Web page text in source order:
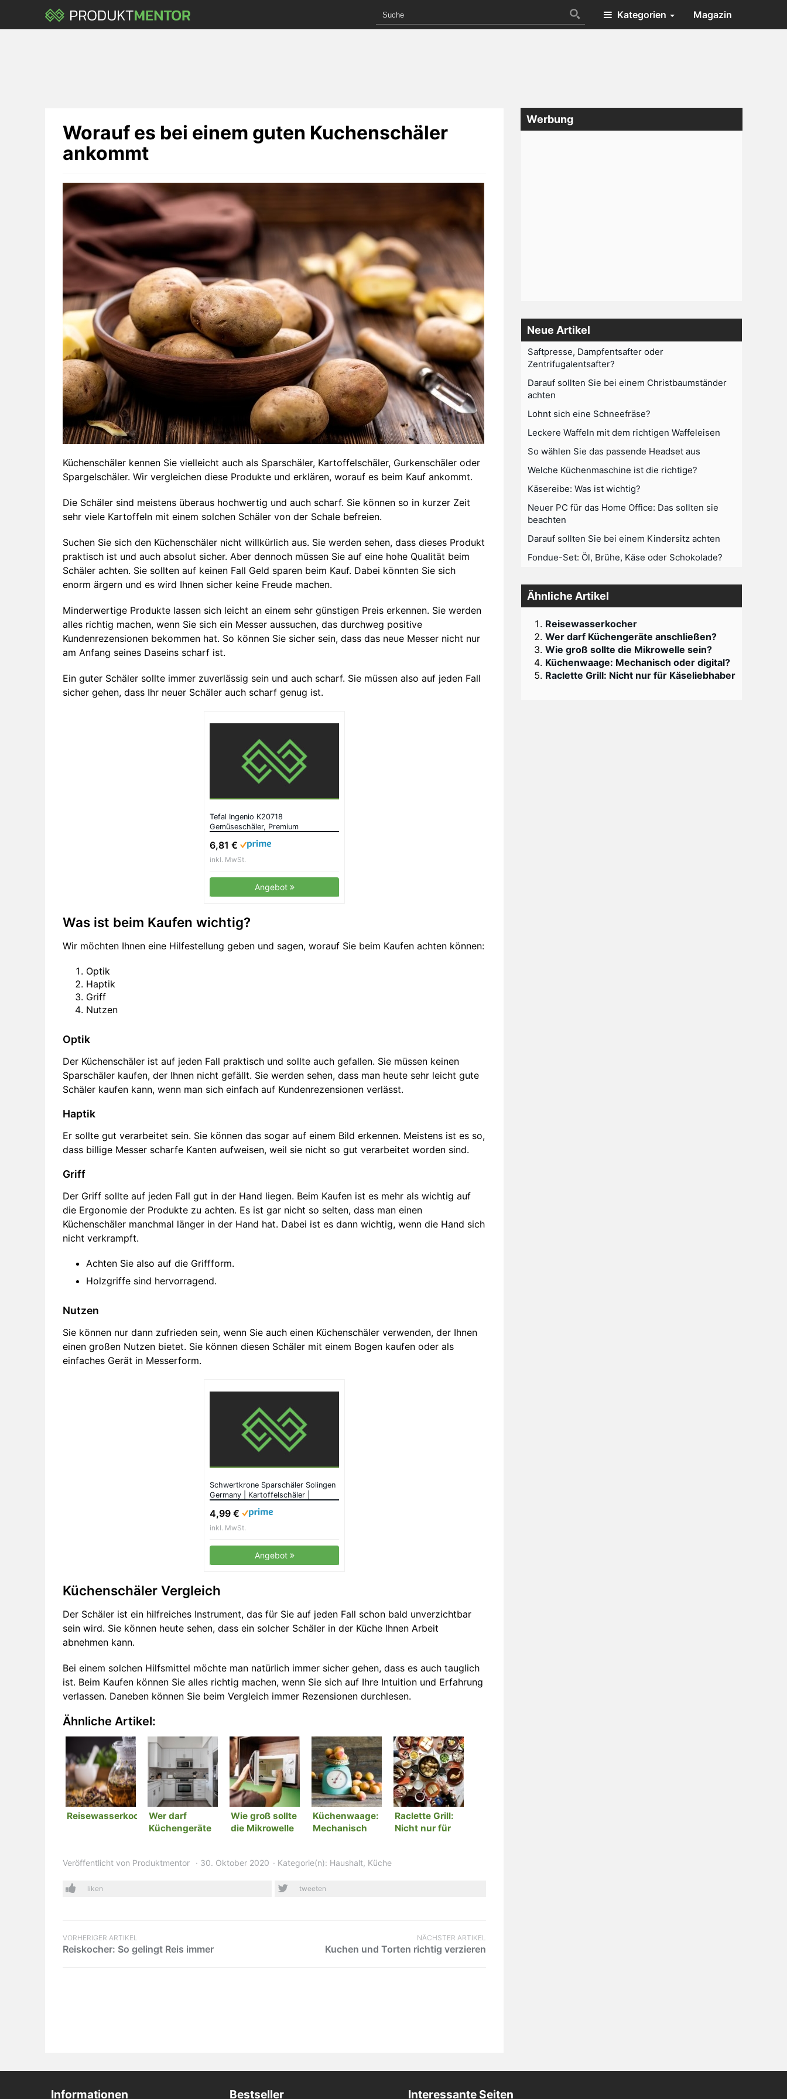
main
Kategorien Magazin
Worauf es bei einem guten Kuchenschäler
ankommt
Küchenschäler kennen Sie vielleicht auch als Sparschäler, Kartoffelschäler, Gurkenschäler oder
Spargelschäler. Wir vergleichen diese Produkte und erklären, worauf es beim Kauf ankommt.
Die Schäler sind meistens überaus hochwertig und auch scharf. Sie können so in kurzer Zeit
sehr viele Kartoffeln mit einem solchen Schäler von der Schale befreien.
Suchen Sie sich den Küchenschäler nicht willkürlich aus. Sie werden sehen, dass dieses Produkt
praktisch ist und auch absolut sicher. Aber dennoch müssen Sie auf eine hohe Qualität beim
Schäler achten. Sie sollten auf keinen Fall Geld sparen beim Kauf. Dabei könnten Sie sich
enorm ärgern und es wird Ihnen sicher keine Freude machen.
Minderwertige Produkte lassen sich leicht an einem sehr günstigen Preis erkennen. Sie werden
alles richtig machen, wenn Sie sich ein Messer aussuchen, das durchweg positive
Kundenrezensionen bekommen hat. So können Sie sicher sein, dass das neue Messer nicht nur
am Anfang seines Daseins scharf ist.
Ein guter Schäler sollte immer zuverlässig sein und auch scharf. Sie müssen also auf jeden Fall
sicher gehen, dass Ihr neuer Schäler auch scharf genug ist.
Tefal Ingenio K20718
Gemüseschäler, Premium
Kochbedürfnisse, 22 cm,
Kunststoff, schwarz/rot
6,81 €
inkl. MwSt.
Angebot
Was ist beim Kaufen wichtig?
Wir möchten Ihnen eine Hilfestellung geben und sagen, worauf Sie beim Kaufen achten können:
Optik
Haptik
Griff
Nutzen
Optik
Der Küchenschäler ist auf jeden Fall praktisch und sollte auch gefallen. Sie müssen keinen
Sparschäler kaufen, der Ihnen nicht gefällt. Sie werden sehen, dass man heute sehr leicht gute
Schäler kaufen kann, wenn man sich einfach auf Kundenrezensionen verlässt.
Haptik
Er sollte gut verarbeitet sein. Sie können das sogar auf einem Bild erkennen. Meistens ist es so,
dass billige Messer scharfe Kanten aufweisen, weil sie nicht so gut verarbeitet worden sind.
Griff
Der Griff sollte auf jeden Fall gut in der Hand liegen. Beim Kaufen ist es mehr als wichtig auf
die Ergonomie der Produkte zu achten. Es ist gar nicht so selten, dass man einen
Küchenschäler manchmal länger in der Hand hat. Dabei ist es dann wichtig, wenn die Hand sich
nicht verkrampft.
Achten Sie also auf die Griffform.
Holzgriffe sind hervorragend.
Nutzen
Sie können nur dann zufrieden sein, wenn Sie auch einen Küchenschäler verwenden, der Ihnen
einen großen Nutzen bietet. Sie können diesen Schäler mit einem Bogen kaufen oder als
einfaches Gerät in Messerform.
Schwertkrone Sparschäler Solingen
Germany | Kartoffelschäler |
Obstschäler – rot
4,99 €
inkl. MwSt.
Angebot
Küchenschäler Vergleich
Der Schäler ist ein hilfreiches Instrument, das für Sie auf jeden Fall schon bald unverzichtbar
sein wird. Sie können heute sehen, dass ein solcher Schäler in der Küche Ihnen Arbeit
abnehmen kann.
Bei einem solchen Hilfsmittel möchte man natürlich immer sicher gehen, dass es auch tauglich
ist. Beim Kaufen können Sie alles richtig machen, wenn Sie sich auf Ihre Intuition und Erfahrung
verlassen. Daneben können Sie beim Vergleich immer Rezensionen durchlesen.
Ähnliche Artikel:
ReisewasserkocherWer darf
Küchengeräte
Wie groß sollte
die Mikrowelle
Küchenwaage:
Mechanisch
Raclette Grill:
Nicht nur für
Veröffentlicht von Produktmentor 30. Oktober 2020 Kategorie(n): Haushalt, Küche
liken tweeten
VORHERIGER ARTIKEL
Reiskocher: So gelingt Reis immer
NÄCHSTER ARTIKEL
Kuchen und Torten richtig verzieren
Werbung
Neue Artikel
Saftpresse, Dampfentsafter oder
Zentrifugalentsafter?
Darauf sollten Sie bei einem Christbaumständer
achten
Lohnt sich eine Schneefräse?
Leckere Waffeln mit dem richtigen Waffeleisen
So wählen Sie das passende Headset aus
Welche Küchenmaschine ist die richtige?
Käsereibe: Was ist wichtig?
Neuer PC für das Home Office: Das sollten sie
beachten
Darauf sollten Sie bei einem Kindersitz achten
Fondue-Set: Öl, Brühe, Käse oder Schokolade?
Ähnliche Artikel
Reisewasserkocher
Wer darf Küchengeräte anschließen?
Wie groß sollte die Mikrowelle sein?
Küchenwaage: Mechanisch oder digital?
Raclette Grill: Nicht nur für Käseliebhaber
Informationen Bestseller Interessante Seiten